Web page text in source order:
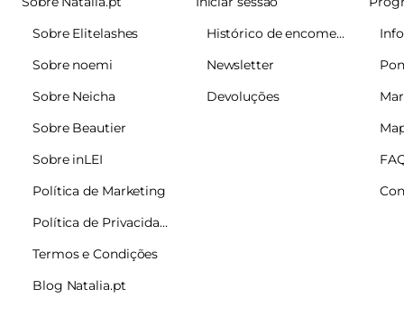
Sobre Elitelashes
Sobre noemi
Sobre Neicha
Sobre Beautier
Sobre inLEI
Política de Marketing
Política de Privacidade
Termos e Condições
Blog Natalia.pt
Histórico de encomendas
Newsletter
Devoluções